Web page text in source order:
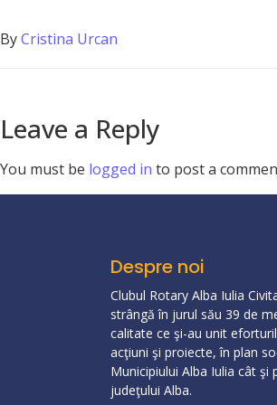
ByCristina Urcan
Leave a Reply
You must be logged in to post a
Despre noi
Clubul Rotary Alba Iulia
strângă în jurul său 39 de
calitate ce şi-au unit
acţiuni şi proiecte, în plan
Municipiului Alba Iulia cât şi
judeţului Alba.